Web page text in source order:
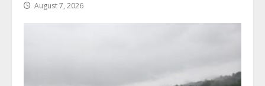
August 7, 2026